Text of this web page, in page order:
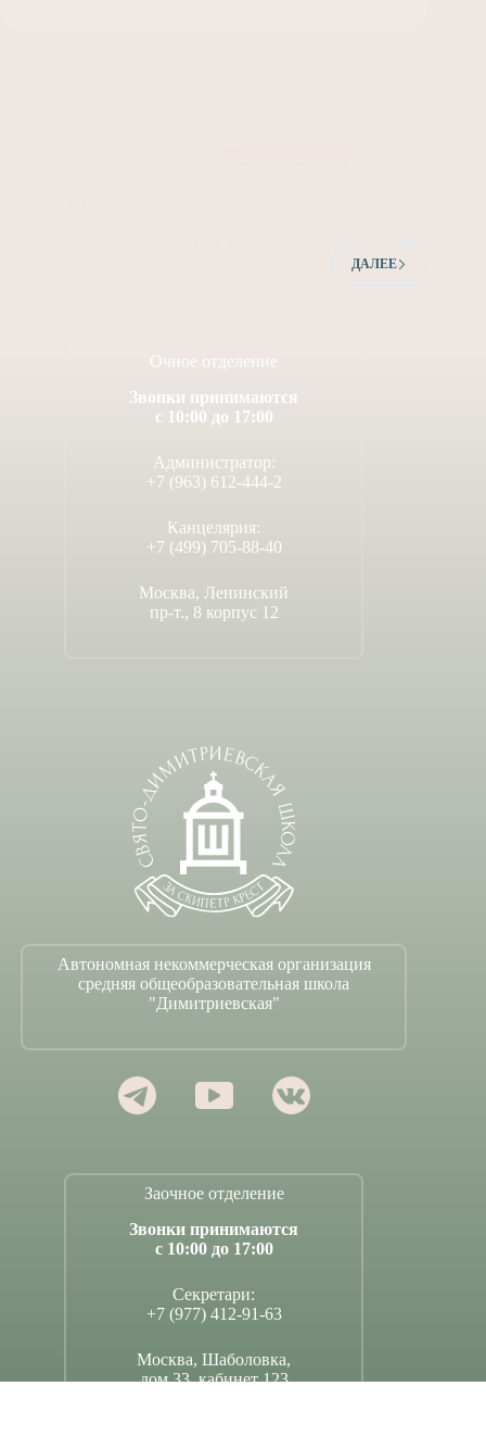
ДАЛЕЕ
Очное отделение
Звонки принимаются
с 10:00 до 17:00
Администратор:
+7 (963) 612-444-2
Канцелярия:
+7 (499) 705-88-40
Москва, Ленинский
пр-т., 8 корпус 12
Автономная некоммерческая организация
средняя общеобразовательная школа
"Димитриевская"
Заочное отделение
Звонки принимаются
с 10:00 до 17:00
Секретари:
+7 (977) 412-91-63
Москва, Шаболовка,
дом 33, кабинет 123